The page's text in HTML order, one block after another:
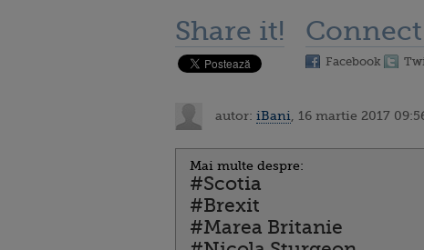
Share it! Connect
Facebook
autor: iBani , 16 martie 2017
Mai multe despre:
#Scotia
#Brexit
#Marea Britanie